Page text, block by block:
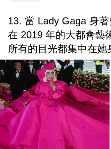
13. 當 Lady Gaga 身
在 2019 年的大都會藝
所有的目光都集中在她